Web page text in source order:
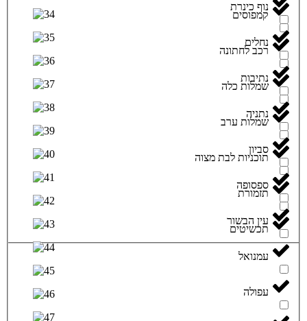
קמפוסים
רכב לחתונה
שמלות כלה
שמלות ערב
תוכניות לבת מצוה
תזמורת
תכשיטים
נוף כינרת
נחלים
נתיבות
נתניה
סביון
ספסופה
עין הבשור
עמנואל
עפולה